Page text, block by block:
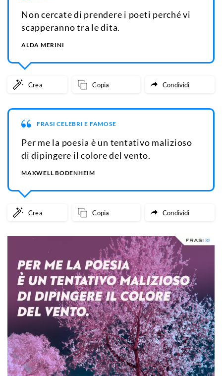
Non cercate di prendere i poeti perché vi
scapperanno tra le dita.
ALDA MERINI
Crea Copia Condividi
FRASI CELEBRI E FAMOSE
Per me la poesia è un tentativo malizioso
di dipingere il colore del vento.
MAXWELL BODENHEIM
Crea Copia Condividi